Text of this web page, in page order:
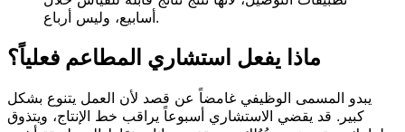
أسابيع، وليس أرباع.
ماذا يفعل استشاري المطاعم فعلياً؟
يبدو المسمى الوظيفي غامضاً عن قصد لأن العمل يتنوع بشكل
كبير. قد يقضي الاستشاري أسبوعاً يراقب خط الإنتاج، ويتذوق